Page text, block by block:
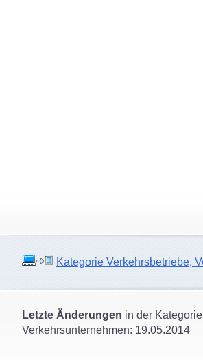
Kategorie Verkehrsbetriebe,
Letzte Änderungen in der
Verkehrsunternehmen: 19.05.2014